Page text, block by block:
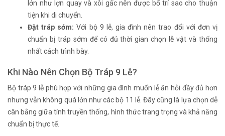
lớn như lợn quay và xôi gấc nên được bố trí sao cho thuận
tiện khi di chuyển.
Đặt tráp sớm: Với bộ 9 lễ, gia đình nên trao đổi với đơn vị
chuẩn bị tráp sớm để có đủ thời gian chọn lễ vật và thống
nhất cách trình bày.
Khi Nào Nên Chọn Bộ Tráp 9 Lễ?
Bộ tráp 9 lễ phù hợp với những gia đình muốn lễ ăn hỏi đầy đủ hơn
nhưng vẫn không quá lớn như các bộ 11 lễ. Đây cũng là lựa chọn dễ
cân bằng giữa tính truyền thống, hình thức trang trọng và khả năng
chuẩn bị thực tế.